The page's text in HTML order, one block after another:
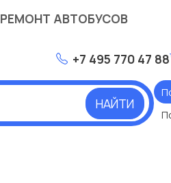
РЕМОНТ АВТОБУСОВ
+7 495 770 47 88
НАЙТИ